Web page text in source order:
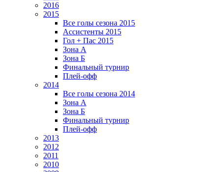
2016
2015
Все голы сезона 2015
Ассистенты 2015
Гол + Пас 2015
Зона А
Зона Б
Финальный турнир
Плей-офф
2014
Все голы сезона 2014
Зона А
Зона Б
Финальный турнир
Плей-офф
2013
2012
2011
2010